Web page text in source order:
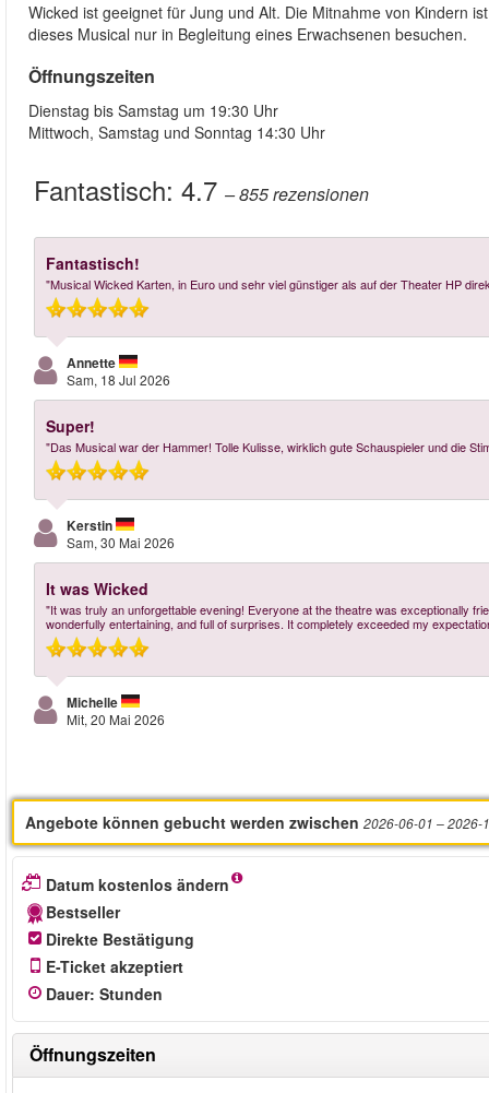
Wicked ist geeignet für Jung und Alt. Die Mitnahme von Kindern
dieses Musical nur in Begleitung eines Erwachsenen besuchen.
Öffnungszeiten
Dienstag bis Samstag um 19:30 Uhr
Mittwoch, Samstag und Sonntag 14:30 Uhr
Fantastisch: 4.7 – 855rezensionen
Fantastisch!
"Musical Wicked Karten, in Euro und sehr viel günstiger als auf der Theater HP
Annette
Sam, 18 Jul 2026
Super!
"Das Musical war der Hammer! Tolle Kulisse, wirklich gute Schauspieler und die
Kerstin
Sam, 30 Mai 2026
It was Wicked
"It was truly an unforgettable evening! Everyone at the theatre was exceptionally
wonderfully entertaining, and full of surprises. It completely exceeded my
Michelle
Mit, 20 Mai 2026
Angebote können gebucht werden zwischen 2026-06-01 – 2026-
Datum kostenlos ändern
Bestseller
Direkte Bestätigung
E-Ticket akzeptiert
Dauer: Stunden
Öffnungszeiten